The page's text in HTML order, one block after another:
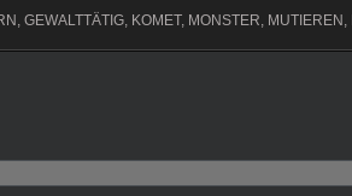
, GEWALTTÄTIG, KOMET, MONSTER, MUTIEREN ,